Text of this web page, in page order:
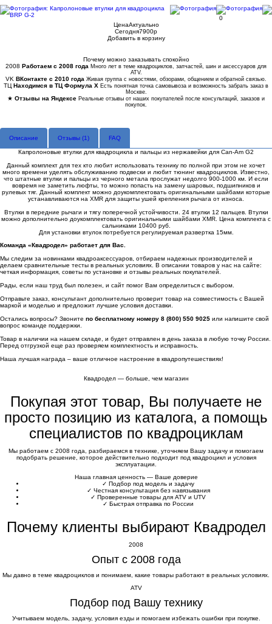
0
ЦенаАктуально
Сегодня7900p
Добавить в корзину
Почему можно заказывать спокойно
2008 Работаем с 2008 года Много лет в теме квадроциклов, запчастей, шин и аксессуаров для
ATV.
VK ВКонтакте с 2010 года Живая группа с новостями, обзорами, общением и обратной связью.
ТЦ Находимся в ТЦ Формула Х Есть понятная точка самовывоза и возможность забрать заказ в
Москве.
★ Отзывы на Яндексе Реальные отзывы от наших покупателей после консультаций, заказов и
покупок.
Описание Отзывы (1) FAQ
Капролоновые втулки для квадроцикла и пальцы из нержавейки для Can-Am G2
Данный комплект для тех кто любит использовать технику по полной при этом не хочет
много времени уделять обслуживанию подвески и любит тюнинг квадроциклов. Известно,
что штатные втулки и пальцы из черного метала прослужат недолго 900-1000 км. И если
вовремя не заметить люфты, то можно попасть на замену шаровых, подшипников и
рулевых тяг. Данный комплект можно доукомплектовать оригинальными шайбами которые
устанавливаются на XMR для защиты ушей крепления рычага от износа.
Втулки в передние рычаги и тягу поперечной устойчивости. 24 втулки 12 пальцев. Втулки
можно дополнительно доукомплектовать оригинальными шайбами XMR. Цена комплекта с
сальниками 10400 руб.
Для установки втулок потребуется регулируемая развертка 15мм.
Команда «Квадродел» работает для Вас.
Мы следим за новинками квадроаксессуаров, отбираем надежных производителей и
делаем сравнительные тесты в реальных условиях. В описании товаров у нас на сайте:
четкая информация, советы по установке и отзывы реальных покупателей.
Рады, если наш труд был полезен, и сайт помог Вам определиться с выбором.
Отправьте заказ, консультант дополнительно проверит товар на совместимость с Вашей
маркой и моделью и предложит лучшие условия доставки.
Остались вопросы? Звоните по бесплатному номеру 8 (800) 550 9025 или напишите свой
вопрос команде поддержки.
Товар в наличии на нашем складе, и будет отправлен в день заказа в любую точку России.
Перед отгрузкой еще раз проверяем комплектность и исправность.
Наша лучшая награда – ваше отличное настроение в квадропутешествиях!
Квадродел — больше, чем магазин
Покупая этот товар, Вы получаете не
просто позицию из каталога, а помощь
специалистов по квадроциклам
Мы работаем с 2008 года, разбираемся в технике, уточняем Вашу задачу и помогаем
подобрать решение, которое действительно подходит под квадроцикл и условия
эксплуатации.
Наша главная ценность — Ваше доверие
✓ Подбор под модель и задачу
✓ Честная консультация без навязывания
✓ Проверенные товары для ATV и UTV
✓ Быстрая отправка по России
Почему клиенты выбирают Квадродел
2008
Опыт с 2008 года
Мы давно в теме квадроциклов и понимаем, какие товары работают в реальных условиях.
ATV
Подбор под Вашу технику
Учитываем модель, задачу, условия езды и помогаем избежать ошибки при покупке.